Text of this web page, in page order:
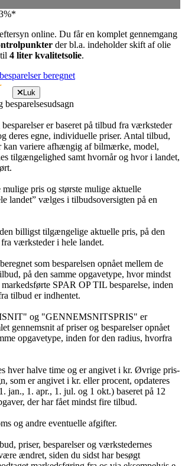
online. Du får en komplet gennemgang
der bl.a. indeholder skift af olie
4 liter kvalitetsolie.
beregnet
Luk
er baseret på tilbud fra værksteder
deres egne, individuelle priser. Antal tilbud,
kan variere afhængig af bilmærke, model,
tilgængelighed samt hvornår og hvor i landet,
mulige pris og største mulige aktuelle
landet” vælges i tilbudsoversigten på en
billigst tilgængelige aktuelle pris, på den
værksteder i hele landet.
som besparelsen opnået mellem de
på den samme opgavetype, hvor mindst
SPAR OP TIL besparelse, inden
tilbud er indhentet.
og "GENNEMSNITSPRIS" er
gennemsnit af priser og besparelser opnået
opgavetype, inden for den radius, hvorfra
hver halve time og er angivet i kr. Øvrige pris-
som er angivet i kr. eller procent, opdateres
jan., 1. apr., 1. jul. og 1 okt.) baseret på 12
der har fået mindst fire tilbud.
og andre eventuelle afgifter.
priser, besparelser og værkstedernes
ændret, siden du sidst har besøgt